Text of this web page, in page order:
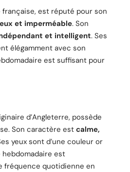
française, est réputé pour son
et imperméable. Son
et intelligent. Ses
élégamment avec son
est suffisant pour
d’Angleterre, possède
Son caractère est calme,
yeux sont d’une couleur or
hebdomadaire est
fréquence quotidienne en